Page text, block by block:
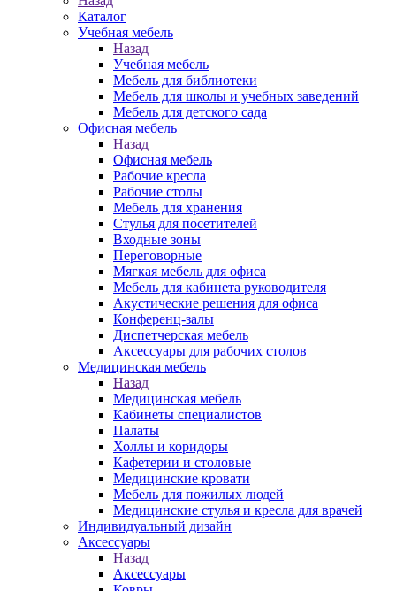
Каталог
Учебная мебель
Назад
Учебная мебель
Мебель для библиотеки
Мебель для школы и учебных заведений
Мебель для детского сада
Офисная мебель
Назад
Офисная мебель
Рабочие кресла
Рабочие столы
Мебель для хранения
Стулья для посетителей
Входные зоны
Переговорные
Мягкая мебель для офиса
Мебель для кабинета руководителя
Акустические решения для офиса
Конференц-залы
Диспетчерская мебель
Аксессуары для рабочих столов
Медицинская мебель
Назад
Медицинская мебель
Кабинеты специалистов
Палаты
Холлы и коридоры
Кафетерии и столовые
Медицинские кровати
Мебель для пожилых людей
Медицинские стулья и кресла для врачей
Индивидуальный дизайн
Аксессуары
Назад
Аксессуары